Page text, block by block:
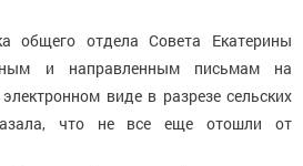
общего отдела Совета Екатерины
и направленным письмам на
виде в разрезе сельских
что не все еще отошли от